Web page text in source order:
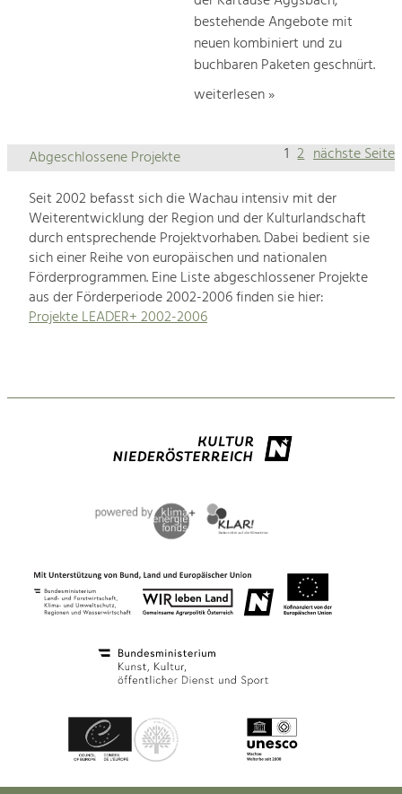
bestehende Angebote mit
neuen kombiniert und zu
buchbaren Paketen geschnürt.
weiterlesen »
1 2 nächste Seite
Abgeschlossene Projekte
Seit 2002 befasst sich die Wachau intensiv mit der
Weiterentwicklung der Region und der Kulturlandschaft
durch entsprechende Projektvorhaben. Dabei bedient sie
sich einer Reihe von europäischen und nationalen
Förderprogrammen. Eine Liste abgeschlossener Projekte
aus der Förderperiode 2002-2006 finden sie hier:
Projekte LEADER+ 2002-2006